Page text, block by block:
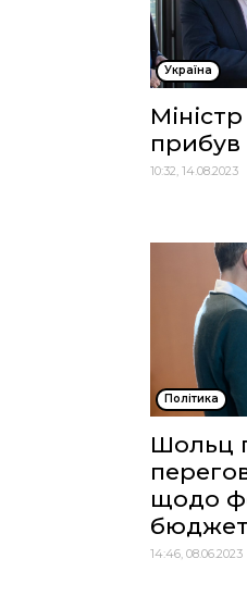
Україна
прибув
10:32, 14.08.2023
Політика
Шольц
щодо
14:46, 08.06.2023